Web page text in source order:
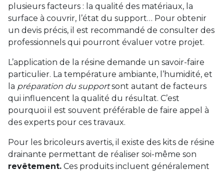
plusieurs facteurs : la qualité des matériaux, la
surface à couvrir, l’état du support… Pour obtenir
un devis précis, il est recommandé de consulter des
professionnels qui pourront évaluer votre projet.
L’application de la résine demande un savoir-faire
particulier. La température ambiante, l’humidité, et
la préparation du supportsont autant de facteurs
qui influencent la qualité du résultat. C’est
pourquoi il est souvent préférable de faire appel à
des experts pour ces travaux.
Pour les bricoleurs avertis, il existe des kits de résine
drainante permettant de réaliser soi-même son
revêtement. Ces produits incluent généralement